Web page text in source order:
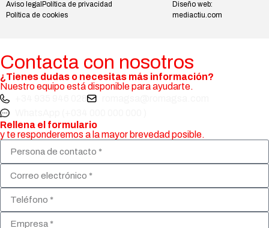
Aviso legal Política de privacidad
Política de cookies
Diseño web:
mediactiu.com
Contacta con nosotros
¿Tienes dudas o necesitas más información?
Nuestro equipo está disponible para ayudarte.
Rellena el formulario
y te responderemos a la mayor brevedad posible.